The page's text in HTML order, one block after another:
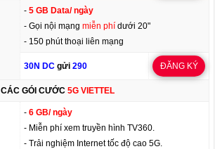
-5 GB Data/ ngày
- Gọi nội mạngmiễn phídưới 20"
- 150 phút thoại liên mạng
30N DCgửi 290 ĐĂNG KÝ
CÁC GÓI CƯỚC 5G VIETTEL
-6 GB/ ngày
- Miễn phí xem truyền hình TV360.
- Trải nghiệm Internet tốc độ cao 5G.